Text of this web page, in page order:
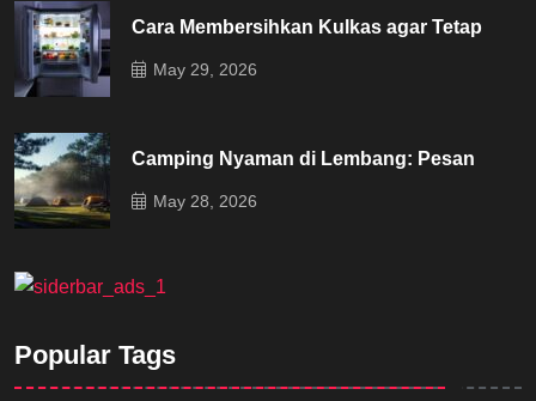
Cara Membersihkan Kulkas agar Tetap
May 29, 2026
Camping Nyaman di Lembang: Pesan
May 28, 2026
Popular Tags